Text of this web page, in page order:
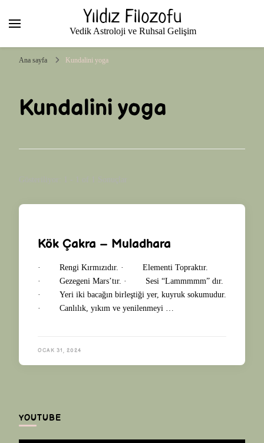
Yıldız Filozofu
Vedik Astroloji ve Ruhsal Gelişim
Ana sayfa Kundalini yoga
Kundalini yoga
Gösteriliyor: 1 - 1 of 1 Sonuçlar
Kök Çakra – Muladhara
· Rengi Kırmızıdır. · Elementi Topraktır.
· Gezegeni Mars’tır. · Sesi “Lammmmm” dır.
· Yeri iki bacağın birleştiği yer, kuyruk sokumudur.
· Canlılık, yıkım ve yenilenmeyi …
OCAK 31, 2024
YOUTUBE